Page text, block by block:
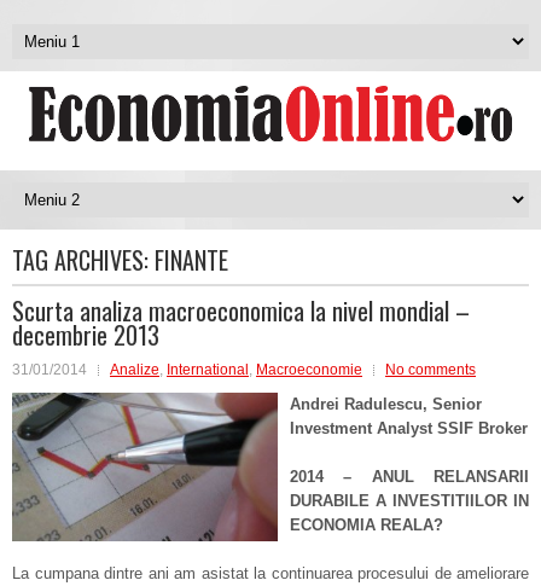
TAG ARCHIVES: FINANTE
Scurta analiza macroeconomica la nivel mondial –
decembrie 2013
31/01/2014 Analize, International , Macroeconomie No comments
Andrei Radulescu, Senior
Investment Analyst SSIF Broker
2014 – ANUL RELANSARII
DURABILE A INVESTITIILOR IN
ECONOMIA REALA?
La cumpana dintre ani am asistat la continuarea procesului de ameliorare